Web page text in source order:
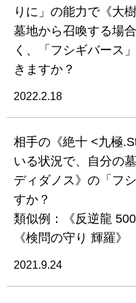
りに」の能力で《大
墓地から召喚する場
く、「フシギバース
きますか？
2022.2.18
相手の《絶十 <九極
いる状況で、自分の
ディダノス》の「フ
すか？
類似例：《反逆龍
《検問の守り 輝羅》
2021.9.24